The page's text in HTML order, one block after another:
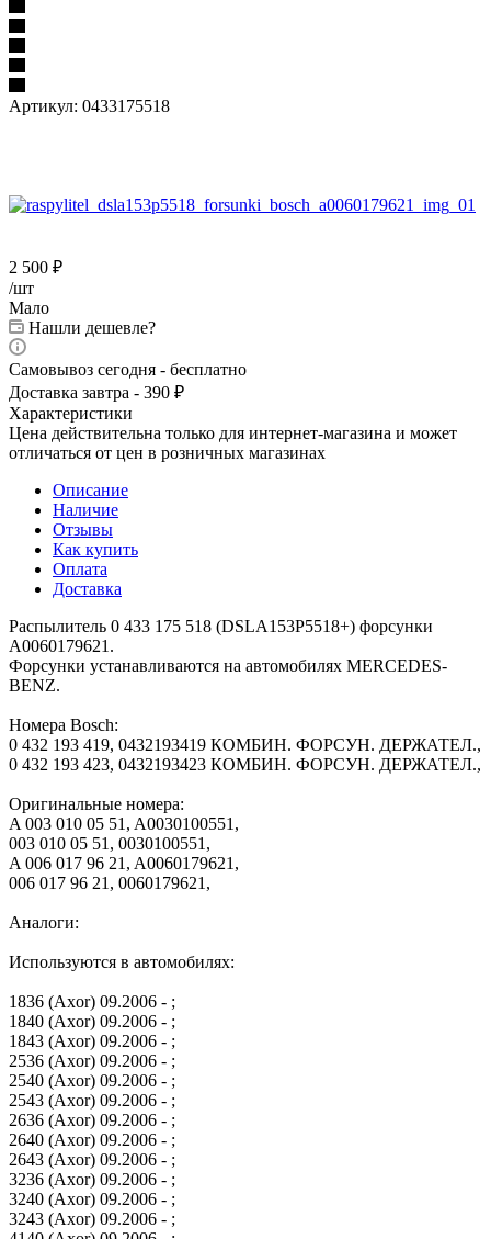
Артикул: 0433175518
2 500 ₽
/шт
Мало
Нашли дешевле?
Самовывоз сегодня - бесплатно
Доставка завтра - 390 ₽
Характеристики
Цена действительна только для интернет-магазина и может
отличаться от цен в розничных магазинах
Описание
Наличие
Отзывы
Как купить
Оплата
Доставка
Распылитель 0 433 175 518 (DSLA153P5518+) форсунки
A0060179621.
Форсунки устанавливаются на автомобилях MERCEDES-
BENZ.
Номера Bosch:
0 432 193 419, 0432193419 КОМБИН. ФОРСУН. ДЕРЖАТЕЛ.,
0 432 193 423, 0432193423 КОМБИН. ФОРСУН. ДЕРЖАТЕЛ.,
Оригинальные номера:
A 003 010 05 51, A0030100551,
003 010 05 51, 0030100551,
A 006 017 96 21, A0060179621,
006 017 96 21, 0060179621,
Аналоги:
Используются в автомобилях:
1836 (Axor) 09.2006 - ;
1840 (Axor) 09.2006 - ;
1843 (Axor) 09.2006 - ;
2536 (Axor) 09.2006 - ;
2540 (Axor) 09.2006 - ;
2543 (Axor) 09.2006 - ;
2636 (Axor) 09.2006 - ;
2640 (Axor) 09.2006 - ;
2643 (Axor) 09.2006 - ;
3236 (Axor) 09.2006 - ;
3240 (Axor) 09.2006 - ;
3243 (Axor) 09.2006 - ;